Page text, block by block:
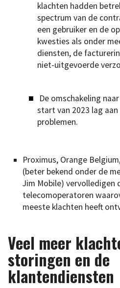
klachten hadden
spectrum van de
een gebruiker en de
kwesties als onder
diensten, de
niet-uitgevoerde
De omschakeling
start van 2023 lag
problemen.
Proximus, Orange
(beter bekend onder de
Jim Mobile) vervolledigen
telecomoperatoren
meeste klachten heeft
Veel meer
storingen en de
klantendiensten